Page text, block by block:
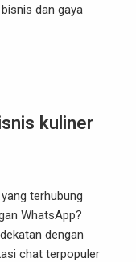
dan gaya
kuliner
terhubung
WhatsApp?
dengan
chat terpopuler